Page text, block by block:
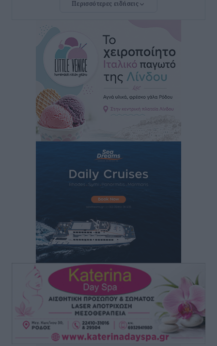
Στίβος: Οι βαθμολογίες των συλλόγων της
Αθλητικά • πριν 3 ώρες
Νέες ταυτότητες: Ποιοι πρέπει να τις αλλάξουν άμεσα
και ποιοι όχι
πριν 3 ώρες
Στον Ιπποκράτη η Μαρία Βλάχου
Αθλητικά • πριν 3 ώρες
πριν 3 ώρες
Στάθης Αντωνάς: Ένα βήμα πριν από επαγγελματικό
συμβόλαιο πυγμαχίας με MTGP και BXGP για Ευρώπη
και Αυστραλία
Αθλητικά• πριν 3 ώρες
ΚΑΕ Κολοσσός: Τα… ευρωπαϊκά εισιτήρια διαρκείας
Αθλητικά πριν 3 ώρες
Ιπποκράτης: Ανανέωσε η Νίκη Καρτσαμάρη
πριν 3 ώρες
Η Μανίσα πήρε Buie και Davis
Περισσότερες ειδήσεις